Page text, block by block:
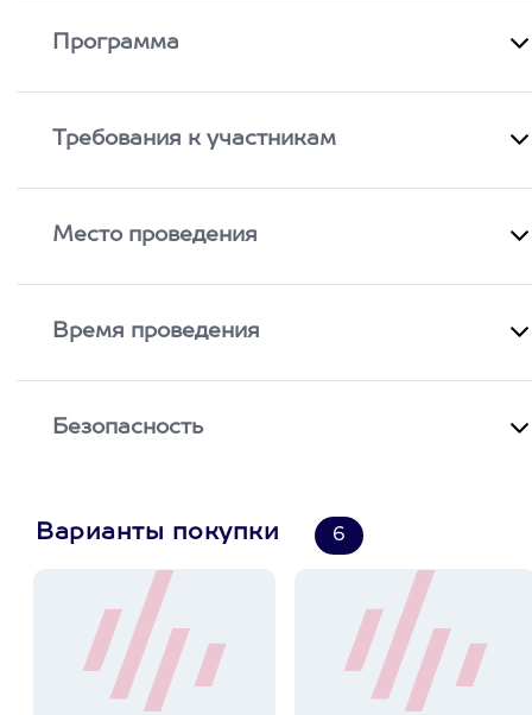
Программа
Требования к участникам
Место проведения
Время проведения
Безопасность
Варианты покупки 6